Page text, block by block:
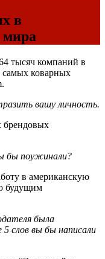
в
тысяч компаний в
самых коварных
вашу личность.
брендовых
бы поужинали?
в американскую
будущим
была
5 слов вы бы написали